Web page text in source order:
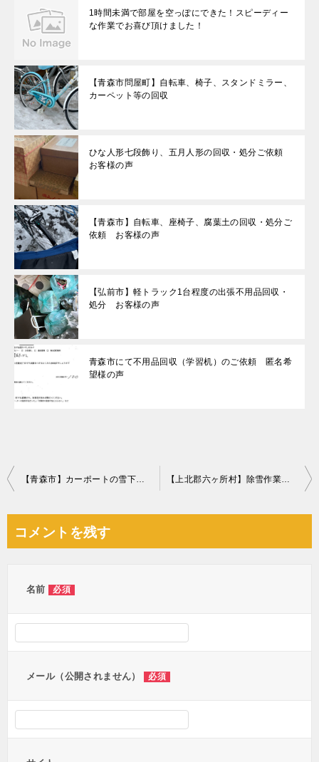
1時間未満で部屋を空っぽにできた！スピーディー
な作業でお喜び頂けました！
【青森市問屋町】自転車、椅子、スタンドミラー、
カーペット等の回収
ひな人形七段飾り、五月人形の回収・処分ご依頼
お客様の声
【青森市】自転車、座椅子、腐葉土の回収・処分ご
依頼 お客様の声
【弘前市】軽トラック1台程度の出張不用品回収・
処分 お客様の声
青森市にて不用品回収（学習机）のご依頼 匿名希
望様の声
投
ビ
【青森市】カーポートの雪下ろし排雪作業ご依頼 お客様の声 【上北郡六ヶ所村】除雪作業ご依頼 お客様の声
コメントを残す
名前 必須
メール（公開されません） 必須